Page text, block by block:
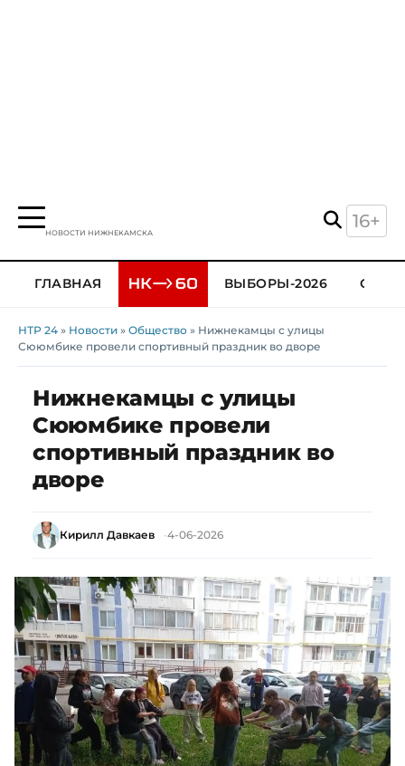
НОВОСТИ НИЖНЕКАМСКА
16+
ГЛАВНАЯ ВЫБОРЫ-2026
НТР 24 » Новости » Общество » Нижнекамцы с улицы
Сююмбике провели спортивный праздник во дворе
Нижнекамцы с улицы
Сююмбике провели
спортивный праздник во
дворе
Кирилл Давкаев 4-06-2026